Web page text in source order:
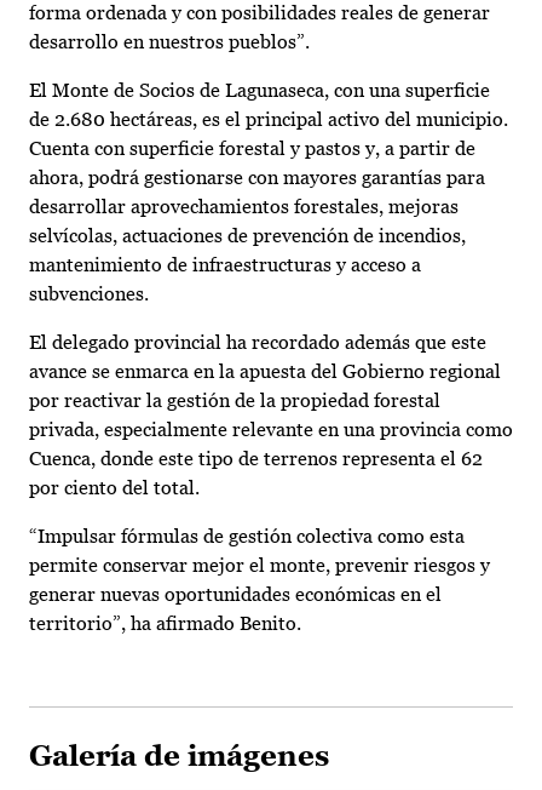
forma ordenada y con posibilidades reales de generar
desarrollo en nuestros pueblos”.
El Monte de Socios de Lagunaseca, con una superficie
de 2.680 hectáreas, es el principal activo del municipio.
Cuenta con superficie forestal y pastos y, a partir de
ahora, podrá gestionarse con mayores garantías para
desarrollar aprovechamientos forestales, mejoras
selvícolas, actuaciones de prevención de incendios,
mantenimiento de infraestructuras y acceso a
subvenciones.
El delegado provincial ha recordado además que este
avance se enmarca en la apuesta del Gobierno regional
por reactivar la gestión de la propiedad forestal
privada, especialmente relevante en una provincia como
Cuenca, donde este tipo de terrenos representa el 62
por ciento del total.
“Impulsar fórmulas de gestión colectiva como esta
permite conservar mejor el monte, prevenir riesgos y
generar nuevas oportunidades económicas en el
territorio”, ha afirmado Benito.
Galería de imágenes